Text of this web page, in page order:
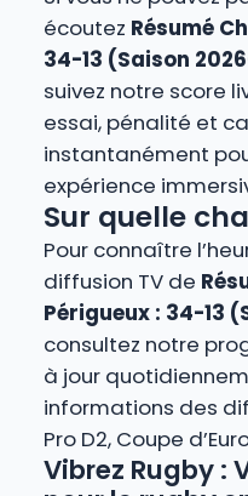
écoutez Résumé
34-13 (Saison
suivez notre score
essai, pénalité et
instantanément
expérience
Sur quelle
Pour connaître
diffusion TV de
Périgueux : 34-13
consultez notre
à jour
informations des
Pro D2, Coupe
Vibrez Rugby :